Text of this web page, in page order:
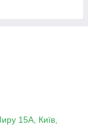
15А, Київ,